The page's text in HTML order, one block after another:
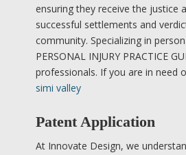
ensuring they receive the justice
successful settlements and
community. Specializing in
PERSONAL INJURY PRACTICE
professionals. If you are in need
simi valley
Patent Application
At Innovate Design, we